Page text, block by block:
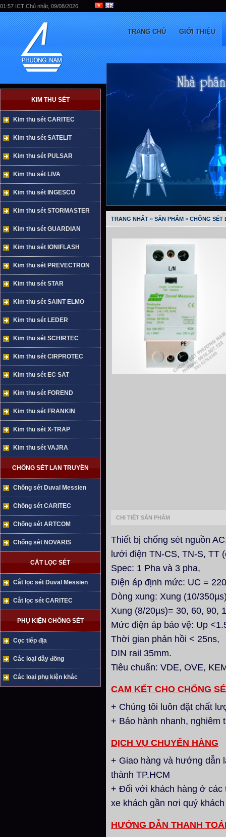
01:57 ICT Chủ nhật, 09/08/2026
TRANG CHỦ GIỚI THIỆU
KIM THU SÉT
Kim thu sét CARITEC
Kim thu sét SATELIT
Kim thu sét PULSAR
Kim thu sét LIVA
Kim thu sét INGESCO
Kim thu sét STORMASTER
Kim thu sét GUARDIAN
Kim thu sét IONIFLASH
Kim thu sét PREVECTRON
Kim thu sét STAR
Kim thu sét SAINT ELMO
Kim thu sét LEDER
Kim thu sét SCHIRTEC
Kim thu sét CIRPROTEC
Kim thu sét EC SAT
Kim thu sét FOREND
Kim thu sét FRANKIN
Kim thu sét X-TRAP
Kim thu sét VAJRA
CHỐNG SÉT LAN TRUYỀN
Chống sét Duval Messien
Chống sét CARITEC
Chống sét ARTCOM
Chống sét NOVARIS
CẮT LỌC SÉT
Cắt lọc sét Duval Messien
Cắt lọc sét CARITEC
PHỤ KIỆN CHỐNG SÉT
Cọc tiếp địa
Các loại dây đồng
Các loại phụ kiện khác
TRANG NHẤT » SẢN PHẨM » CHỐNG SÉT
CHI TIẾT SẢN PHẨM
Thiết bị chống sét nguồn
lưới điện TN-CS, TN-S, TT
Spec: 1 Pha và 3 pha,
Điện áp định mức: UC =
Dòng xung: Xung (10/
Xung (8/20µs)= 30, 60, 90,
Mức điện áp bảo vệ: Up
Thời gian phản hồi < 25ns,
DIN rail 35mm.
Tiêu chuẩn: VDE, OVE,
CAM KẾT CHO CHỐNG
+ Chúng tôi luôn đặt chất
+ Bảo hành nhanh, nghiêm
DỊCH VỤ CHUYỂN HÀNG
+ Giao hàng và hướng dẫn
thành TP.HCM
+ Đối với khách hàng ở các
xe khách gần nơi quý
HƯỚNG DẪN THANH